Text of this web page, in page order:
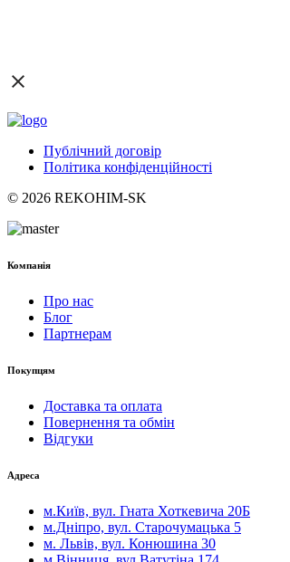
Публічний договір
Політика конфіденційності
© 2026 REKOHIM-SK
Компанія
Про нас
Блог
Партнерам
Покупцям
Доставка та оплата
Повернення та обмін
Відгуки
Адреса
м.Київ, вул. Гната Хоткевича 20Б
м.Дніпро, вул. Старочумацька 5
м. Львів, вул. Конюшина 30